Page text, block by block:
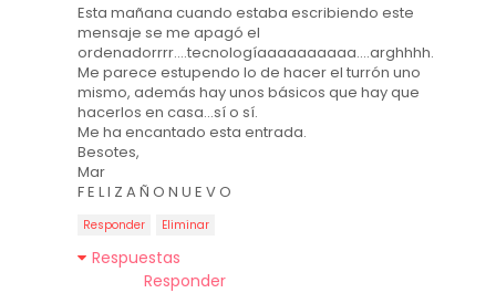
Esta mañana cuando estaba escribiendo este
mensaje se me apagó el
ordenadorrrr....tecnologíaaaaaaaaaa....arghhhh.
Me parece estupendo lo de hacer el turrón uno
mismo, además hay unos básicos que hay que
hacerlos en casa...sí o sí.
Me ha encantado esta entrada.
Besotes,
Mar
F E L I Z A Ñ O N U E V O
Responder Eliminar
Respuestas
Responder